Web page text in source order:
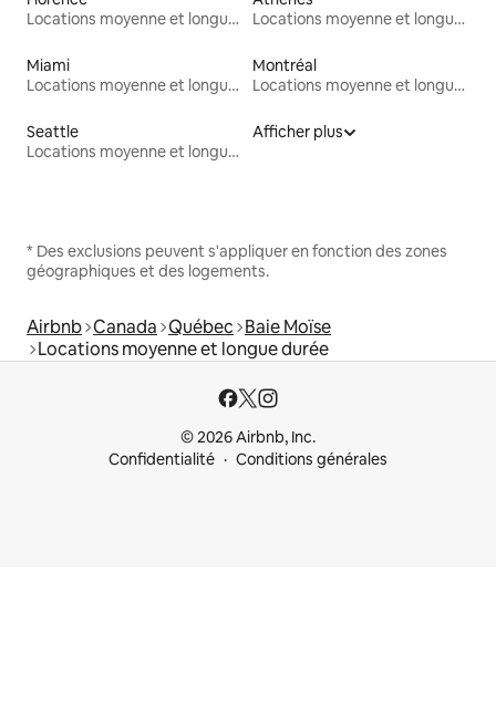
Locations moyenne et longue durée
Locations moyenne et longue durée
Miami
Locations moyenne et longue durée
Montréal
Locations moyenne et longue durée
Seattle
Locations moyenne et longue durée
Afficher plus
* Des exclusions peuvent s'appliquer en fonction des zones
géographiques et des logements.
Airbnb Canada Québec Baie Moïse
Locations moyenne et longue durée
© 2026 Airbnb, Inc.
Confidentialité
Conditions générales